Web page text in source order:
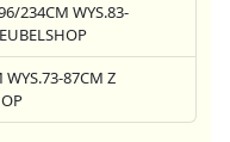
234CM WYS.83-
87CM Z